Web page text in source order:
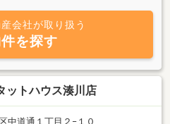
東灘区、北区、神戸市全域走りま
の無い方は無料送迎付きですの
件続々更新中です・デザイナーズ
・高級マンション・ペット可物
ハウスメーカー施工物件・未公開
など賃貸・売買に携わる様々な物
ます☆お客様満足度１２０％を目
会社が取り扱う
を探す
トハウス湊川店
中道通１丁目２−１０